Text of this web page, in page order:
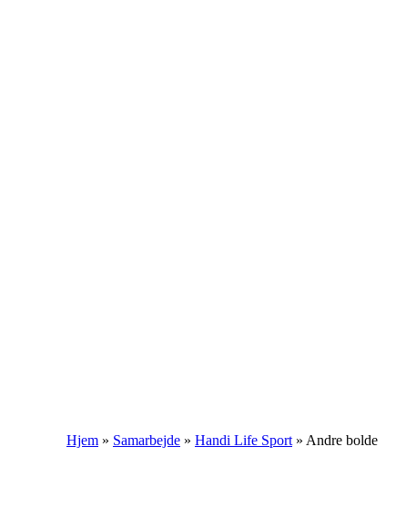
Hjem » Samarbejde » Handi Life Sport » Andre bolde